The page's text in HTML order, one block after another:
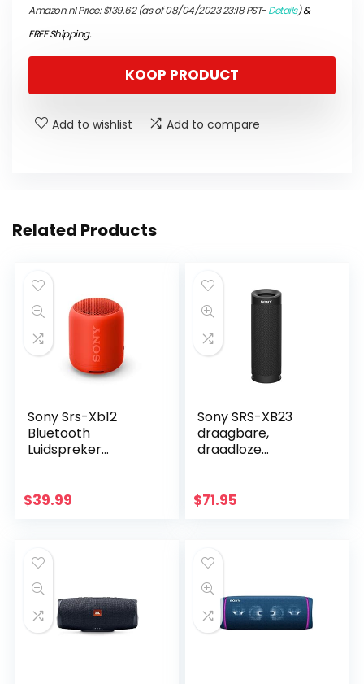
Amazon.nl Price:$139.62(as of 08/04/2023 23:18 PST-Details)&
FREE Shipping.
KOOP PRODUCT
Add to wishlist Add to compare
Related Products
Sony Srs-Xb12
Bluetooth
Luidspreker
Bas,
$39.99
Sony SRS-XB23
draagbare,
draadloze
batterijduur,
$71.95